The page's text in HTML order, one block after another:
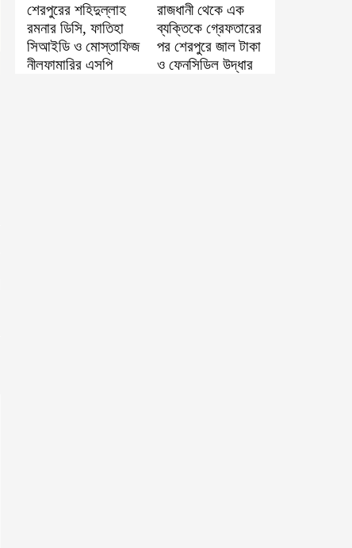
শেরপুরের শহিদুল্লাহ
রমনার ডিসি, ফাতিহা
সিআইডি ও মোস্তাফিজ
নীলফামারির এসপি
রাজধানী থেকে এক
ব্যক্তিকে গ্রেফতারের
পর শেরপুরে জাল টাকা
ও ফেনসিডিল উদ্ধার